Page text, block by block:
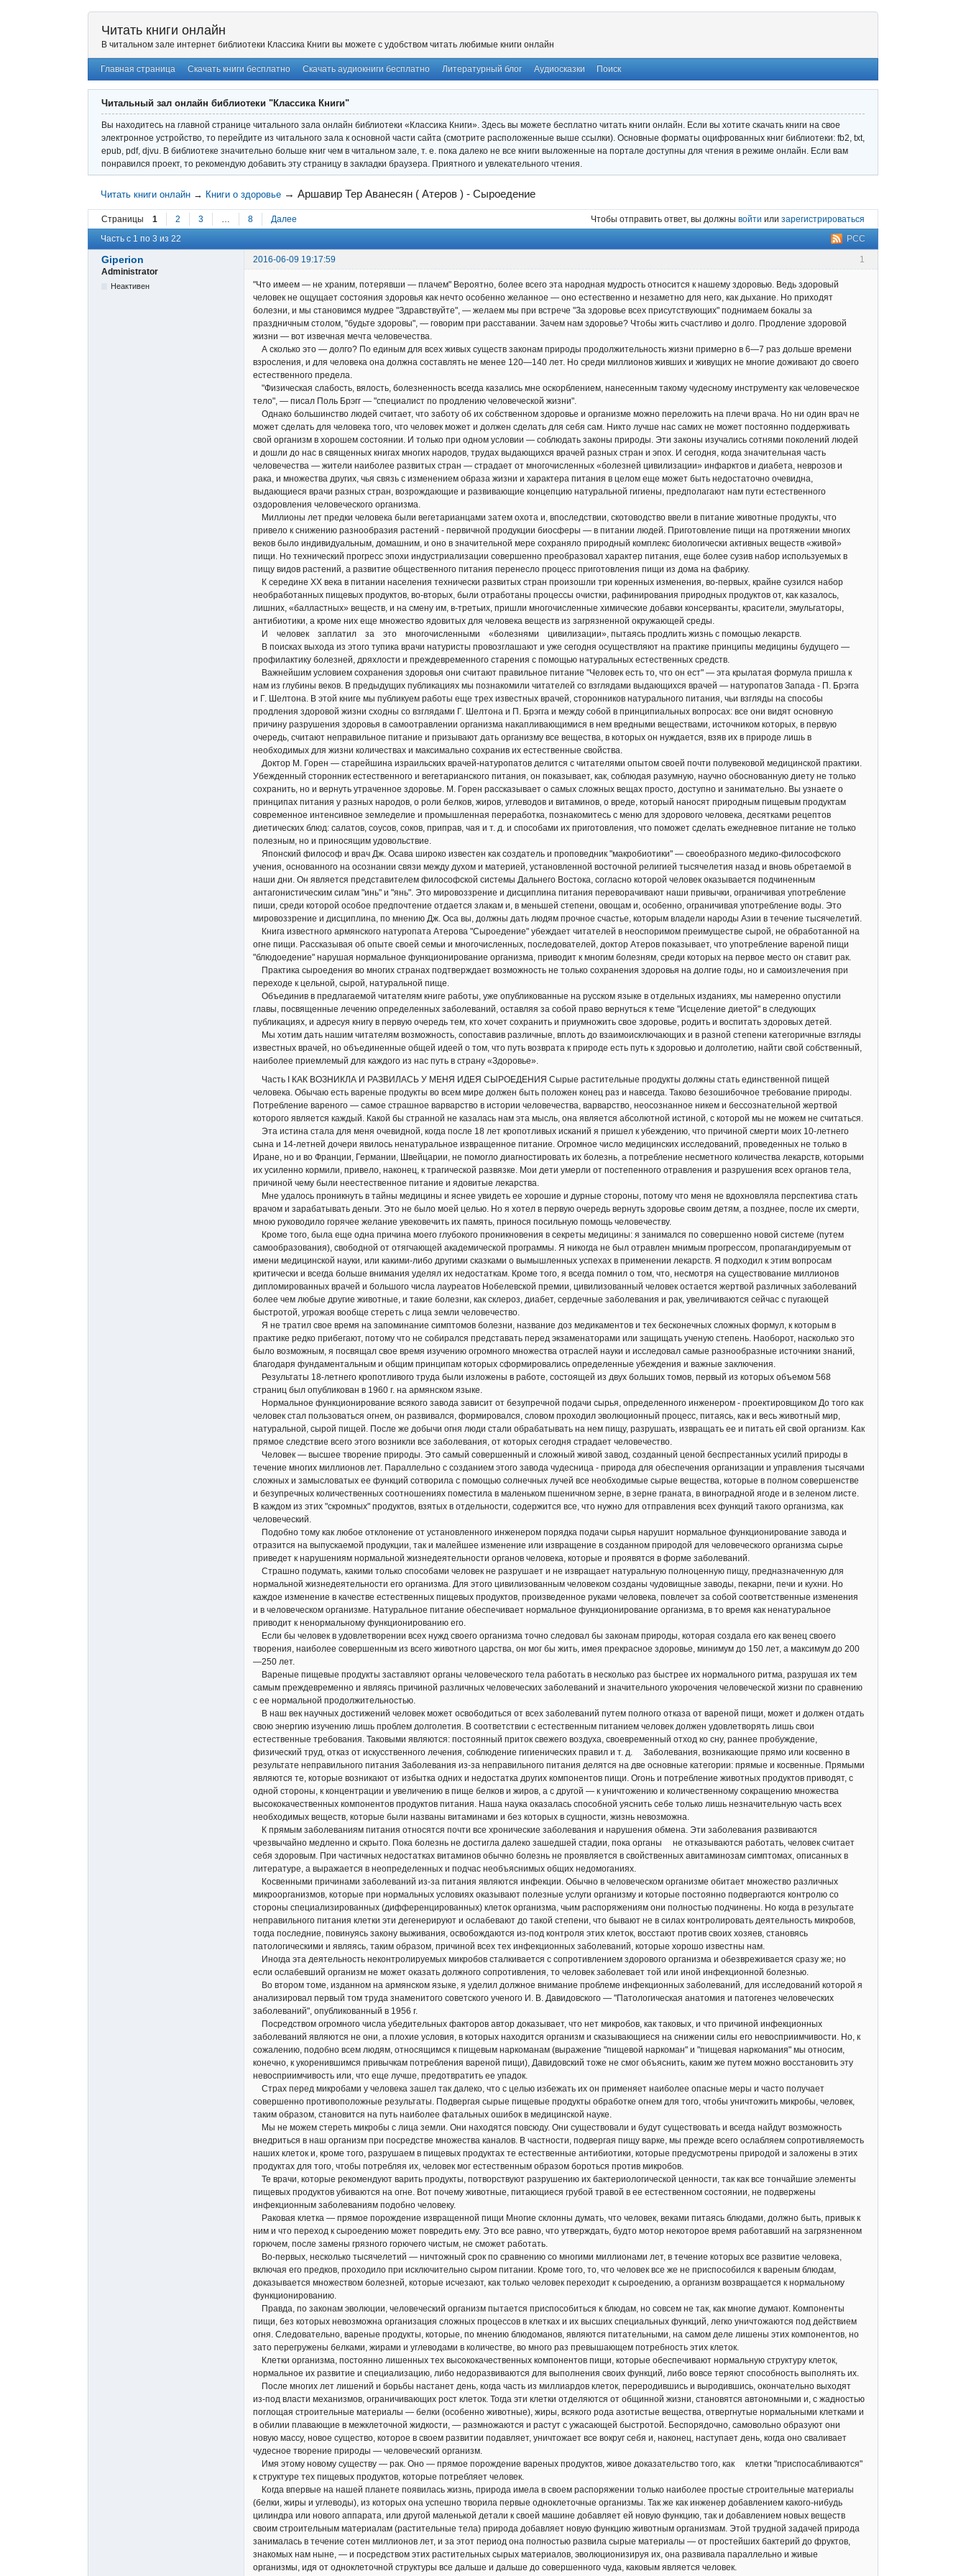
Читать книги онлайн
В читальном зале интернет библиотеки Классика Книги вы можете с удобством читать любимые книги онлайн
Главная страница Скачать книги бесплатно Скачать аудиокниги бесплатно Литературный блог Аудиосказки Поиск
Читальный зал онлайн библиотеки "Классика Книги"
Вы находитесь на главной странице читального зала онлайн библиотеки «Классика Книги». Здесь вы можете бесплатно читать книги онлайн. Если вы хотите скачать книги на свое
электронное устройство, то перейдите из читального зала к основной части сайта (смотрите расположенные выше ссылки). Основные форматы оцифрованных книг библиотеки: fb2, txt,
epub, pdf, djvu. В библиотеке значительно больше книг чем в читальном зале, т. е. пока далеко не все книги выложенные на портале доступны для чтения в режиме онлайн. Если вам
понравился проект, то рекомендую добавить эту страницу в закладки браузера. Приятного и увлекательного чтения.
Читать книги онлайн → Книги о здоровье →Аршавир Тер Аванесян ( Атеров ) - Сыроедение
Страницы 1 2 3 … 8 Далее Чтобы отправить ответ, вы должны войти или зарегистрироваться
РСС
Часть с 1 по 3 из 22
1
Giperion
2016-06-09 19:17:59
Administrator
Неактивен
"Что имеем — не храним, потерявши — плачем" Вероятно, более всего эта народная мудрость относится к нашему здоровью. Ведь здоровый
человек не ощущает состояния здоровья как нечто особенно желанное — оно естественно и незаметно для него, как дыхание. Но приходят
болезни, и мы становимся мудрее "Здравствуйте", — желаем мы при встрече "За здоровье всех присутствующих" поднимаем бокалы за
праздничным столом, "будьте здоровы", — говорим при расставании. Зачем нам здоровье? Чтобы жить счастливо и долго. Продление здоровой
жизни — вот извечная мечта человечества.
А сколько это — долго? По единым для всех живых существ законам природы продолжительность жизни примерно в 6—7 раз дольше времени
взросления, и для человека она должна составлять не менее 120—140 лет. Но среди миллионов живших и живущих не многие доживают до своего
естественного предела.
"Физическая слабость, вялость, болезненность всегда казались мне оскорблением, нанесенным такому чудесному инструменту как человеческое
тело", — писал Поль Брэгг — "специалист по продлению человеческой жизни".
Однако большинство людей считает, что заботу об их собственном здоровье и организме можно переложить на плечи врача. Но ни один врач не
может сделать для человека того, что человек может и должен сделать для себя сам. Никто лучше нас самих не может постоянно поддерживать
свой организм в хорошем состоянии. И только при одном условии — соблюдать законы природы. Эти законы изучались сотнями поколений людей
и дошли до нас в священных книгах многих народов, трудах выдающихся врачей разных стран и эпох. И сегодня, когда значительная часть
человечества — жители наиболее развитых стран — страдает от многочисленных «болезней цивилизации» инфарктов и диабета, неврозов и
рака, и множества других, чья связь с изменением образа жизни и характера питания в целом еще может быть недостаточно очевидна,
выдающиеся врачи разных стран, возрождающие и развивающие концепцию натуральной гигиены, предполагают нам пути естественного
оздоровления человеческого организма.
Миллионы лет предки человека были вегетарианцами затем охота и, впоследствии, скотоводство ввели в питание животные продукты, что
привело к снижению разнообразия растений - первичной продукции биосферы — в питании людей. Приготовление пищи на протяжении многих
веков было индивидуальным, домашним, и оно в значительной мере сохраняло природный комплекс биологически активных веществ «живой»
пищи. Но технический прогресс эпохи индустриализации совершенно преобразовал характер питания, еще более сузив набор используемых в
пищу видов растений, а развитие общественного питания перенесло процесс приготовления пищи из дома на фабрику.
К середине XX века в питании населения технически развитых стран произошли три коренных изменения, во-первых, крайне сузился набор
необработанных пищевых продуктов, во-вторых, были отработаны процессы очистки, рафинирования природных продуктов от, как казалось,
лишних, «балластных» веществ, и на смену им, в-третьих, пришли многочисленные химические добавки консерванты, красители, эмульгаторы,
антибиотики, а кроме них еще множество ядовитых для человека веществ из загрязненной окружающей среды.
И человек заплатил за это многочисленными «болезнями цивилизации», пытаясь продлить жизнь с помощью лекарств.
В поисках выхода из этого тупика врачи натуристы провозглашают и уже сегодня осуществляют на практике принципы медицины будущего —
профилактику болезней, дряхлости и преждевременного старения с помощью натуральных естественных средств.
Важнейшим условием сохранения здоровья они считают правильное питание "Человек есть то, что он ест" — эта крылатая формула пришла к
нам из глубины веков. В предыдущих публикациях мы познакомили читателей со взглядами выдающихся врачей — натуропатов Запада - П. Брэгга
и Г. Шелтона. В этой книге мы публикуем работы еще трех известных врачей, сторонников натурального питания, чьи взгляды на способы
продления здоровой жизни сходны со взглядами Г. Шелтона и П. Брэгга и между собой в принципиальных вопросах: все они видят основную
причину разрушения здоровья в самоотравлении организма накапливающимися в нем вредными веществами, источником которых, в первую
очередь, считают неправильное питание и призывают дать организму все вещества, в которых он нуждается, взяв их в природе лишь в
необходимых для жизни количествах и максимально сохранив их естественные свойства.
Доктор М. Горен — старейшина израильских врачей-натуропатов делится с читателями опытом своей почти полувековой медицинской практики.
Убежденный сторонник естественного и вегетарианского питания, он показывает, как, соблюдая разумную, научно обоснованную диету не только
сохранить, но и вернуть утраченное здоровье. М. Горен рассказывает о самых сложных вещах просто, доступно и занимательно. Вы узнаете о
принципах питания у разных народов, о роли белков, жиров, углеводов и витаминов, о вреде, который наносят природным пищевым продуктам
современное интенсивное земледелие и промышленная переработка, познакомитесь с меню для здорового человека, десятками рецептов
диетических блюд: салатов, соусов, соков, приправ, чая и т. д. и способами их приготовления, что поможет сделать ежедневное питание не только
полезным, но и приносящим удовольствие.
Японский философ и врач Дж. Осава широко известен как создатель и проповедник "макробиотики" — своеобразного медико-философского
учения, основанного на осознании связи между духом и материей, установленной восточной религией тысячелетия назад и вновь обретаемой в
наши дни. Он является представителем философской системы Дальнего Востока, согласно которой человек оказывается подчиненным
антагонистическим силам "инь" и "янь". Это мировоззрение и дисциплина питания переворачивают наши привычки, ограничивая употребление
пиши, среди которой особое предпочтение отдается злакам и, в меньшей степени, овощам и, особенно, ограничивая употребление воды. Это
мировоззрение и дисциплина, по мнению Дж. Оса вы, должны дать людям прочное счастье, которым владели народы Азии в течение тысячелетий.
Книга известного армянского натуропата Атерова "Сыроедение" убеждает читателей в неоспоримом преимуществе сырой, не обработанной на
огне пищи. Рассказывая об опыте своей семьи и многочисленных, последователей, доктор Атеров показывает, что употребление вареной пищи
"блюдоедение" нарушая нормальное функционирование организма, приводит к многим болезням, среди которых на первое место он ставит рак.
Практика сыроедения во многих странах подтверждает возможность не только сохранения здоровья на долгие годы, но и самоизлечения при
переходе к цельной, сырой, натуральной пище.
Объединив в предлагаемой читателям книге работы, уже опубликованные на русском языке в отдельных изданиях, мы намеренно опустили
главы, посвященные лечению определенных заболеваний, оставляя за собой право вернуться к теме "Исцеление диетой" в следующих
публикациях, и адресуя книгу в первую очередь тем, кто хочет сохранить и приумножить свое здоровье, родить и воспитать здоровых детей.
Мы хотим дать нашим читателям возможность, сопоставив различные, вплоть до взаимоисключающих и в разной степени категоричные взгляды
известных врачей, но объединенные общей идеей о том, что путь возврата к природе есть путь к здоровью и долголетию, найти свой собственный,
наиболее приемлемый для каждого из нас путь в страну «Здоровье».
Часть I КАК ВОЗНИКЛА И РАЗВИЛАСЬ У МЕНЯ ИДЕЯ СЫРОЕДЕНИЯ Сырые растительные продукты должны стать единственной пищей
человека. Обычаю есть вареные продукты во всем мире должен быть положен конец раз и навсегда. Таково безошибочное требование природы.
Потребление вареного — самое страшное варварство в истории человечества, варварство, неосознанное никем и бессознательной жертвой
которого является каждый. Какой бы странной не казалась нам эта мысль, она является абсолютной истиной, с которой мы не можем не считаться.
Эта истина стала для меня очевидной, когда после 18 лет кропотливых исканий я пришел к убеждению, что причиной смерти моих 10-летнего
сына и 14-летней дочери явилось ненатуральное извращенное питание. Огромное число медицинских исследований, проведенных не только в
Иране, но и во Франции, Германии, Швейцарии, не помогло диагностировать их болезнь, а потребление несметного количества лекарств, которыми
их усиленно кормили, привело, наконец, к трагической развязке. Мои дети умерли от постепенного отравления и разрушения всех органов тела,
причиной чему были неестественное питание и ядовитые лекарства.
Мне удалось проникнуть в тайны медицины и яснее увидеть ее хорошие и дурные стороны, потому что меня не вдохновляла перспектива стать
врачом и зарабатывать деньги. Это не было моей целью. Но я хотел в первую очередь вернуть здоровье своим детям, а позднее, после их смерти,
мною руководило горячее желание увековечить их память, принося посильную помощь человечеству.
Кроме того, была еще одна причина моего глубокого проникновения в секреты медицины: я занимался по совершенно новой системе (путем
самообразования), свободной от отягчающей академической программы. Я никогда не был отравлен мнимым прогрессом, пропагандируемым от
имени медицинской науки, или какими-либо другими сказками о вымышленных успехах в применении лекарств. Я подходил к этим вопросам
критически и всегда больше внимания уделял их недостаткам. Кроме того, я всегда помнил о том, что, несмотря на существование миллионов
дипломированных врачей и большого числа лауреатов Нобелевской премии, цивилизованный человек остается жертвой различных заболеваний
более чем любые другие животные, и такие болезни, как склероз, диабет, сердечные заболевания и рак, увеличиваются сейчас с пугающей
быстротой, угрожая вообще стереть с лица земли человечество.
Я не тратил свое время на запоминание симптомов болезни, название доз медикаментов и тех бесконечных сложных формул, к которым в
практике редко прибегают, потому что не собирался представать перед экзаменаторами или защищать ученую степень. Наоборот, насколько это
было возможным, я посвящал свое время изучению огромного множества отраслей науки и исследовал самые разнообразные источники знаний,
благодаря фундаментальным и общим принципам которых сформировались определенные убеждения и важные заключения.
Результаты 18-летнего кропотливого труда были изложены в работе, состоящей из двух больших томов, первый из которых объемом 568
страниц был опубликован в 1960 г. на армянском языке.
Нормальное функционирование всякого завода зависит от безупречной подачи сырья, определенного инженером - проектировщиком До того как
человек стал пользоваться огнем, он развивался, формировался, словом проходил эволюционный процесс, питаясь, как и весь животный мир,
натуральной, сырой пищей. После же добычи огня люди стали обрабатывать на нем пищу, разрушать, извращать ее и питать ей свой организм. Как
прямое следствие всего этого возникли все заболевания, от которых сегодня страдает человечество.
Человек — высшее творение природы. Это самый совершенный и сложный живой завод, созданный ценой беспрестанных усилий природы в
течение многих миллионов лет. Параллельно с созданием этого завода чудесница - природа для обеспечения организации и управления тысячами
сложных и замысловатых ее функций сотворила с помощью солнечных лучей все необходимые сырые вещества, которые в полном совершенстве
и безупречных количественных соотношениях поместила в маленьком пшеничном зерне, в зерне граната, в виноградной ягоде и в зеленом листе.
В каждом из этих "скромных" продуктов, взятых в отдельности, содержится все, что нужно для отправления всех функций такого организма, как
человеческий.
Подобно тому как любое отклонение от установленного инженером порядка подачи сырья нарушит нормальное функционирование завода и
отразится на выпускаемой продукции, так и малейшее изменение или извращение в созданном природой для человеческого организма сырье
приведет к нарушениям нормальной жизнедеятельности органов человека, которые и проявятся в форме заболеваний.
Страшно подумать, какими только способами человек не разрушает и не извращает натуральную полноценную пищу, предназначенную для
нормальной жизнедеятельности его организма. Для этого цивилизованным человеком созданы чудовищные заводы, пекарни, печи и кухни. Но
каждое изменение в качестве естественных пищевых продуктов, произведенное руками человека, повлечет за собой соответственные изменения
и в человеческом организме. Натуральное питание обеспечивает нормальное функционирование организма, в то время как ненатуральное
приводит к ненормальному функционированию его.
Если бы человек в удовлетворении всех нужд своего организма точно следовал бы законам природы, которая создала его как венец своего
творения, наиболее совершенным из всего животного царства, он мог бы жить, имея прекрасное здоровье, минимум до 150 лет, а максимум до 200
—250 лет.
Вареные пищевые продукты заставляют органы человеческого тела работать в несколько раз быстрее их нормального ритма, разрушая их тем
самым преждевременно и являясь причиной различных человеческих заболеваний и значительного укорочения человеческой жизни по сравнению
с ее нормальной продолжительностью.
В наш век научных достижений человек может освободиться от всех заболеваний путем полного отказа от вареной пищи, может и должен отдать
свою энергию изучению лишь проблем долголетия. В соответствии с естественным питанием человек должен удовлетворять лишь свои
естественные требования. Таковыми являются: постоянный приток свежего воздуха, своевременный отход ко сну, раннее пробуждение,
физический труд, отказ от искусственного лечения, соблюдение гигиенических правил и т. д. Заболевания, возникающие прямо или косвенно в
результате неправильного питания Заболевания из-за неправильного питания делятся на две основные категории: прямые и косвенные. Прямыми
являются те, которые возникают от избытка одних и недостатка других компонентов пищи. Огонь и потребление животных продуктов приводят, с
одной стороны, к концентрации и увеличению в пище белков и жиров, а с другой — к уничтожению и количественному сокращению множества
высококачественных компонентов продуктов питания. Наша наука оказалась способной уяснить себе только лишь незначительную часть всех
необходимых веществ, которые были названы витаминами и без которых в сущности, жизнь невозможна.
К прямым заболеваниям питания относятся почти все хронические заболевания и нарушения обмена. Эти заболевания развиваются
чрезвычайно медленно и скрыто. Пока болезнь не достигла далеко зашедшей стадии, пока органы не отказываются работать, человек считает
себя здоровым. При частичных недостатках витаминов обычно болезнь не проявляется в свойственных авитаминозам симптомах, описанных в
литературе, а выражается в неопределенных и подчас необъяснимых общих недомоганиях.
Косвенными причинами заболеваний из-за питания являются инфекции. Обычно в человеческом организме обитает множество различных
микроорганизмов, которые при нормальных условиях оказывают полезные услуги организму и которые постоянно подвергаются контролю со
стороны специализированных (дифференцированных) клеток организма, чьим распоряжениям они полностью подчинены. Но когда в результате
неправильного питания клетки эти дегенерируют и ослабевают до такой степени, что бывают не в силах контролировать деятельность микробов,
тогда последние, повинуясь закону выживания, освобождаются из-под контроля этих клеток, восстают против своих хозяев, становясь
патологическими и являясь, таким образом, причиной всех тех инфекционных заболеваний, которые хорошо известны нам.
Иногда эта деятельность неконтролируемых микробов сталкивается с сопротивлением здорового организма и обезвреживается сразу же; но
если ослабевший организм не может оказать должного сопротивления, то человек заболевает той или иной инфекционной болезнью.
Во втором томе, изданном на армянском языке, я уделил должное внимание проблеме инфекционных заболеваний, для исследований которой я
анализировал первый том труда знаменитого советского ученого И. В. Давидовского — "Патологическая анатомия и патогенез человеческих
заболеваний", опубликованный в 1956 г.
Посредством огромного числа убедительных факторов автор доказывает, что нет микробов, как таковых, и что причиной инфекционных
заболеваний являются не они, а плохие условия, в которых находится организм и сказывающиеся на снижении силы его невосприимчивости. Но, к
сожалению, подобно всем людям, относящимся к пищевым наркоманам (выражение "пищевой наркоман" и "пищевая наркомания" мы относим,
конечно, к укоренившимся привычкам потребления вареной пищи), Давидовский тоже не смог объяснить, каким же путем можно восстановить эту
невосприимчивость или, что еще лучше, предотвратить ее упадок.
Страх перед микробами у человека зашел так далеко, что с целью избежать их он применяет наиболее опасные меры и часто получает
совершенно противоположные результаты. Подвергая сырые пищевые продукты обработке огнем для того, чтобы уничтожить микробы, человек,
таким образом, становится на путь наиболее фатальных ошибок в медицинской науке.
Мы не можем стереть микробы с лица земли. Они находятся повсюду. Они существовали и будут существовать и всегда найдут возможность
внедриться в наш организм при посредстве множества каналов. В частности, подвергая пищу варке, мы прежде всего ослабляем сопротивляемость
наших клеток и, кроме того, разрушаем в пищевых продуктах те естественные антибиотики, которые предусмотрены природой и заложены в этих
продуктах для того, чтобы потребляя их, человек мог естественным образом бороться против микробов.
Те врачи, которые рекомендуют варить продукты, потворствуют разрушению их бактериологической ценности, так как все тончайшие элементы
пищевых продуктов убиваются на огне. Вот почему животные, питающиеся грубой травой в ее естественном состоянии, не подвержены
инфекционным заболеваниям подобно человеку.
Раковая клетка — прямое порождение извращенной пищи Многие склонны думать, что человек, веками питаясь блюдами, должно быть, привык к
ним и что переход к сыроедению может повредить ему. Это все равно, что утверждать, будто мотор некоторое время работавший на загрязненном
горючем, после замены грязного горючего чистым, не сможет работать.
Во-первых, несколько тысячелетий — ничтожный срок по сравнению со многими миллионами лет, в течение которых все развитие человека,
включая его предков, проходило при исключительно сыром питании. Кроме того, то, что человек все же не приспособился к вареным блюдам,
доказывается множеством болезней, которые исчезают, как только человек переходит к сыроедению, а организм возвращается к нормальному
функционированию.
Правда, по законам эволюции, человеческий организм пытается приспособиться к блюдам, но совсем не так, как многие думают. Компоненты
пищи, без которых невозможна организация сложных процессов в клетках и их высших специальных функций, легко уничтожаются под действием
огня. Следовательно, вареные продукты, которые, по мнению блюдоманов, являются питательными, на самом деле лишены этих компонентов, но
зато перегружены белками, жирами и углеводами в количестве, во много раз превышающем потребность этих клеток.
Клетки организма, постоянно лишенных тех высококачественных компонентов пищи, которые обеспечивают нормальную структуру клеток,
нормальное их развитие и специализацию, либо недоразвиваются для выполнения своих функций, либо вовсе теряют способность выполнять их.
После многих лет лишений и борьбы настанет день, когда часть из миллиардов клеток, переродившись и выродившись, окончательно выходят
из-под власти механизмов, ограничивающих рост клеток. Тогда эти клетки отделяются от общинной жизни, становятся автономными и, с жадностью
поглощая строительные материалы — белки (особенно животные), жиры, всякого рода азотистые вещества, отвергнутые нормальными клетками и
в обилии плавающие в межклеточной жидкости, — размножаются и растут с ужасающей быстротой. Беспорядочно, самовольно образуют они
новую массу, новое существо, которое в своем развитии подавляет, уничтожает все вокруг себя и, наконец, наступает день, когда оно сваливает
чудесное творение природы — человеческий организм.
Имя этому новому существу — рак. Оно — прямое порождение вареных продуктов, живое доказательство того, как клетки "приспосабливаются"
к структуре тех пищевых продуктов, которые потребляет человек.
Когда впервые на нашей планете появилась жизнь, природа имела в своем распоряжении только наиболее простые строительные материалы
(белки, жиры и углеводы), из которых она успешно творила первые одноклеточные организмы. Так же как инженер добавлением какого-нибудь
цилиндра или нового аппарата, или другой маленькой детали к своей машине добавляет ей новую функцию, так и добавлением новых веществ
своим строительным материалам (растительные тела) природа добавляет новую функцию животным организмам. Этой трудной задачей природа
занималась в течение сотен миллионов лет, и за этот период она полностью развила сырые материалы — от простейших бактерий до фруктов,
знакомых нам ныне, — и посредством этих растительных сырых материалов, эволюционизируя их, она развивала параллельно и живые
организмы, идя от одноклеточной структуры все дальше и дальше до совершенного чуда, каковым является человек.